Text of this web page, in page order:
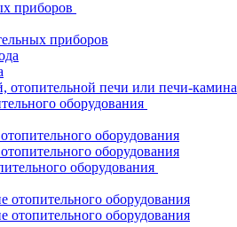
приборов
приборов
отопительной печи или печи-камина
оборудования
оборудования
оборудования
оборудования
отопительного оборудования
отопительного оборудования